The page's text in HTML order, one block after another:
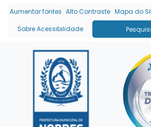
Seção de
Ir para o conteúdo [alt+1]
Ir para o menu [alt+2]
Ir para a busca [alt+3]
Ir para o rodapé [alt+4]
Aumentar fontes Alto Contraste Mapa do
Sobre Acessibilidade